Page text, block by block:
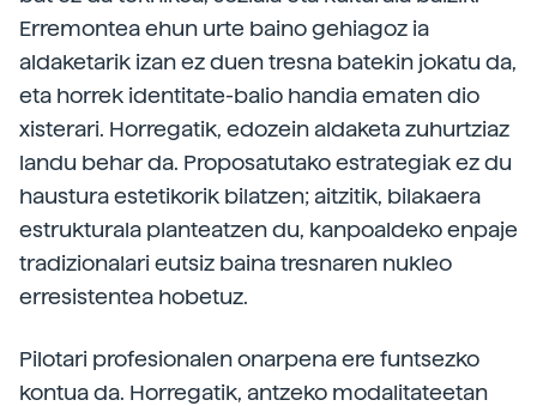
Erremontea ehun urte baino gehiagoz ia
aldaketarik izan ez duen tresna batekin jokatu da,
eta horrek identitate-balio handia ematen dio
xisterari. Horregatik, edozein aldaketa zuhurtziaz
landu behar da. Proposatutako estrategiak ez du
haustura estetikorik bilatzen; aitzitik, bilakaera
estrukturala planteatzen du, kanpoaldeko enpaje
tradizionalari eutsiz baina tresnaren nukleo
erresistentea hobetuz.
Pilotari profesionalen onarpena ere funtsezko
kontua da. Horregatik, antzeko modalitateetan